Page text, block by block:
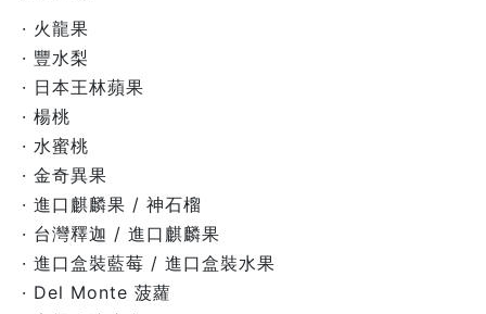
· 火龍果
· 豐水梨
· 日本王林蘋果
· 楊桃
· 水蜜桃
· 金奇異果
· 進口麒麟果 / 神石榴
· 台灣釋迦 / 進口麒麟果
· 進口盒裝藍莓 / 進口盒裝水果
· Del Monte 菠蘿